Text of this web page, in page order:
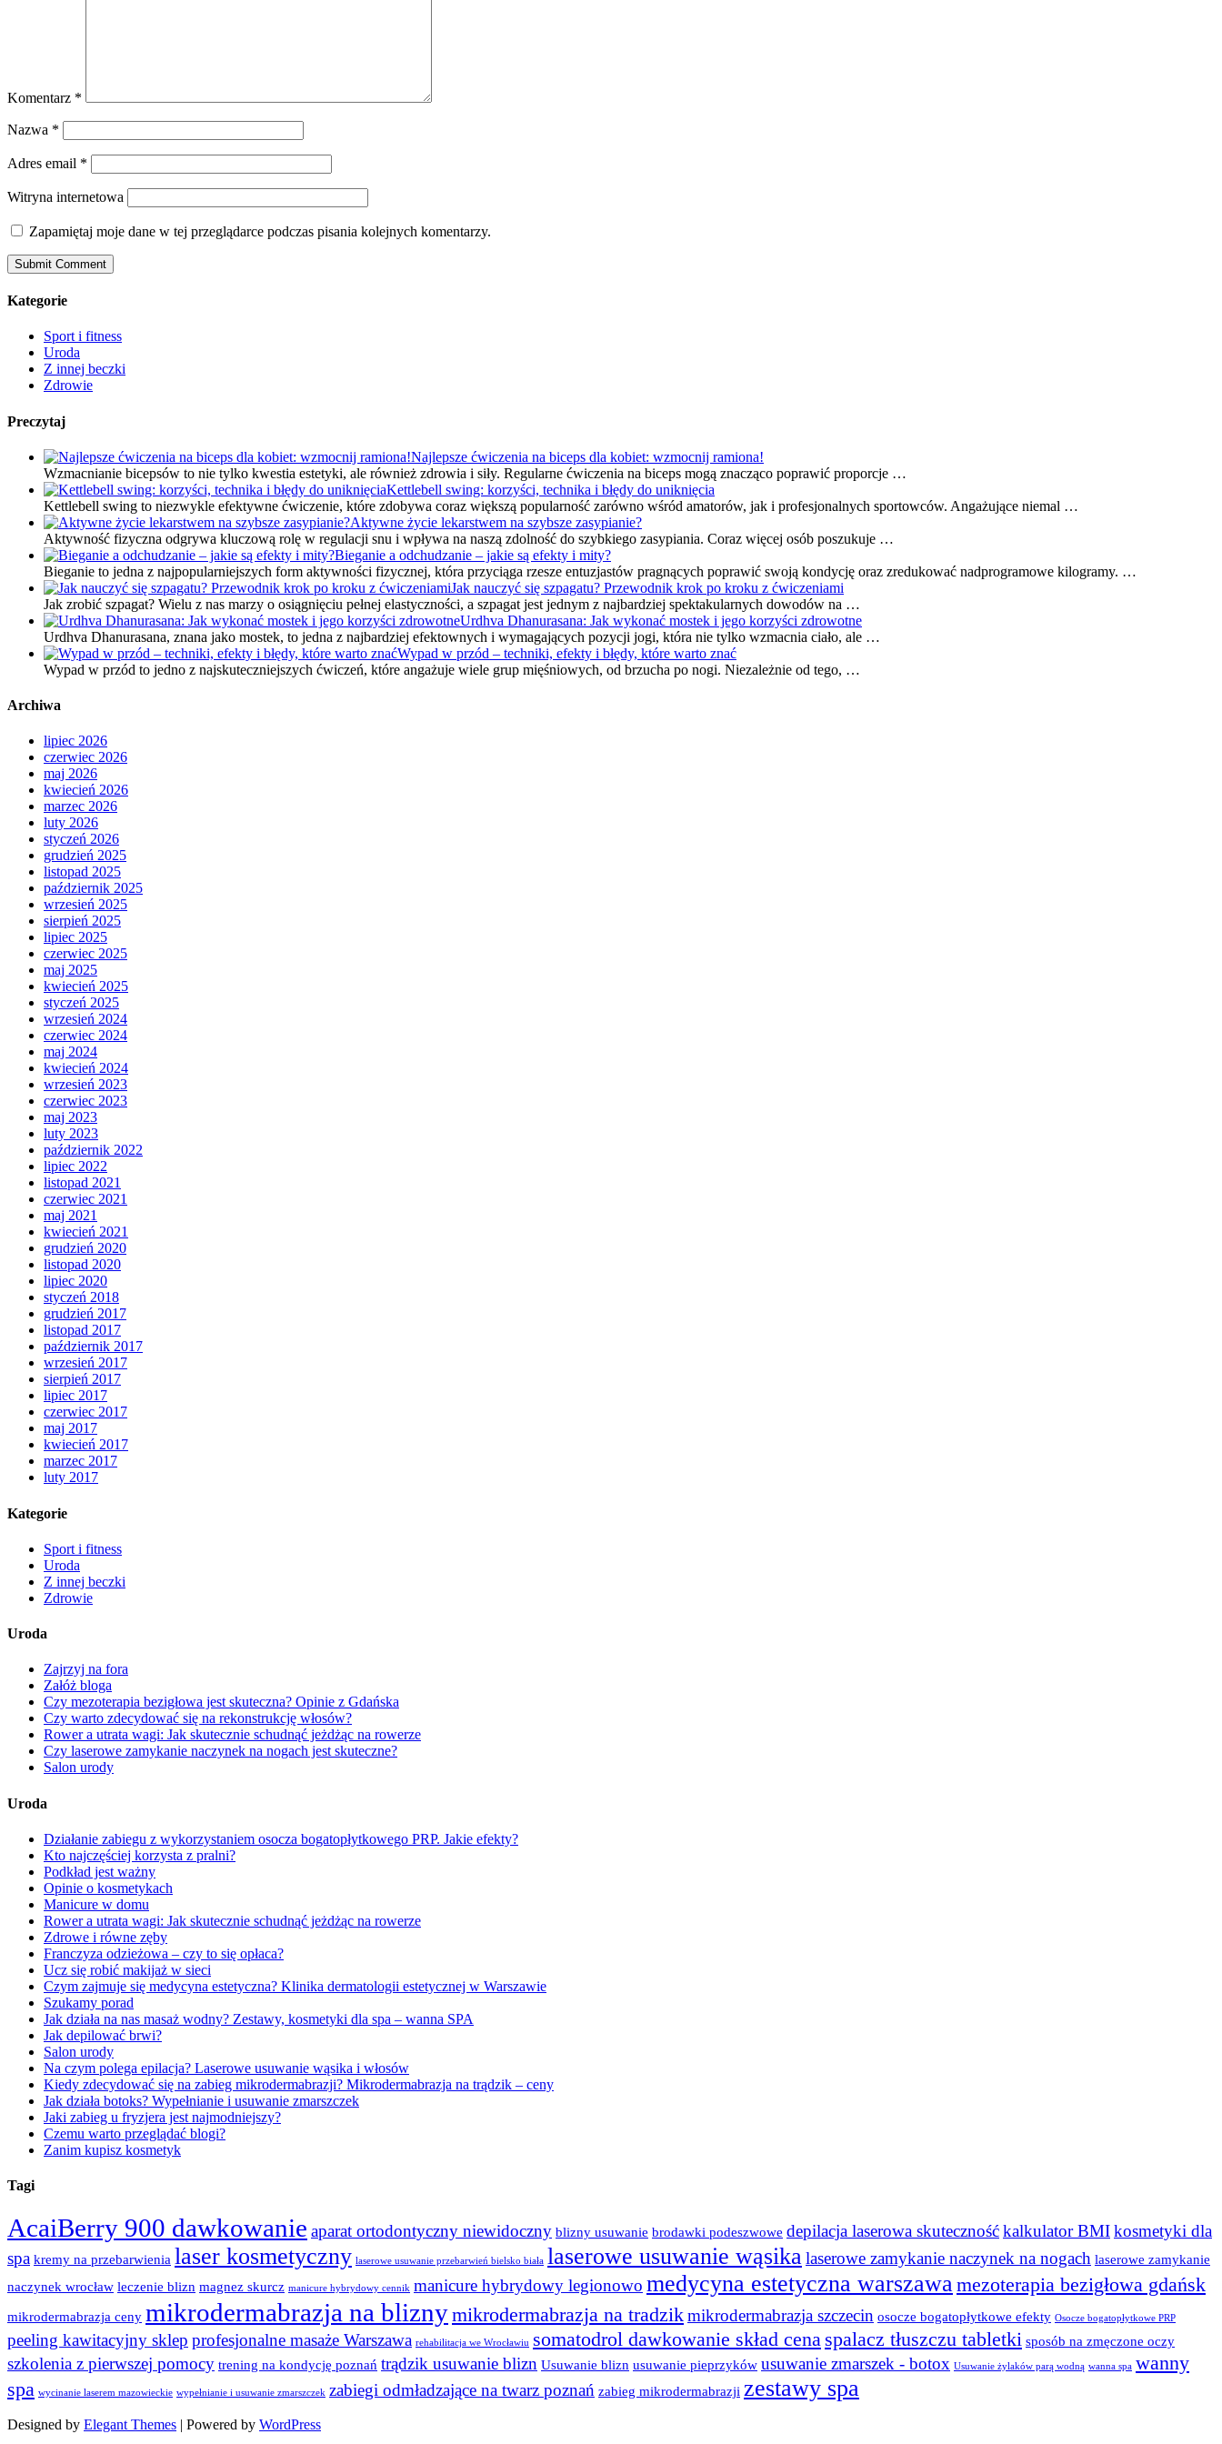
Komentarz *
Nazwa *
Adres email *
Witryna internetowa
Zapamiętaj moje dane w tej przeglądarce podczas pisania kolejnych komentarzy.
Kategorie
Sport i fitness
Uroda
Z innej beczki
Zdrowie
Preczytaj
Najlepsze ćwiczenia na biceps dla kobiet: wzmocnij ramiona!
Wzmacnianie bicepsów to nie tylko kwestia estetyki, ale również zdrowia i siły. Regularne ćwiczenia na biceps mogą znacząco poprawić proporcje …
Kettlebell swing: korzyści, technika i błędy do uniknięcia
Kettlebell swing to niezwykle efektywne ćwiczenie, które zdobywa coraz większą popularność zarówno wśród amatorów, jak i profesjonalnych sportowców. Angażujące niemal …
Aktywne życie lekarstwem na szybsze zasypianie?
Aktywność fizyczna odgrywa kluczową rolę w regulacji snu i wpływa na naszą zdolność do szybkiego zasypiania. Coraz więcej osób poszukuje …
Bieganie a odchudzanie – jakie są efekty i mity?
Bieganie to jedna z najpopularniejszych form aktywności fizycznej, która przyciąga rzesze entuzjastów pragnących poprawić swoją kondycję oraz zredukować nadprogramowe kilogramy. …
Jak nauczyć się szpagatu? Przewodnik krok po kroku z ćwiczeniami
Jak zrobić szpagat? Wielu z nas marzy o osiągnięciu pełnej elastyczności, a szpagat jest jednym z najbardziej spektakularnych dowodów na …
Urdhva Dhanurasana: Jak wykonać mostek i jego korzyści zdrowotne
Urdhva Dhanurasana, znana jako mostek, to jedna z najbardziej efektownych i wymagających pozycji jogi, która nie tylko wzmacnia ciało, ale …
Wypad w przód – techniki, efekty i błędy, które warto znać
Wypad w przód to jedno z najskuteczniejszych ćwiczeń, które angażuje wiele grup mięśniowych, od brzucha po nogi. Niezależnie od tego, …
Archiwa
lipiec 2026
czerwiec 2026
maj 2026
kwiecień 2026
marzec 2026
luty 2026
styczeń 2026
grudzień 2025
listopad 2025
październik 2025
wrzesień 2025
sierpień 2025
lipiec 2025
czerwiec 2025
maj 2025
kwiecień 2025
styczeń 2025
wrzesień 2024
czerwiec 2024
maj 2024
kwiecień 2024
wrzesień 2023
czerwiec 2023
maj 2023
luty 2023
październik 2022
lipiec 2022
listopad 2021
czerwiec 2021
maj 2021
kwiecień 2021
grudzień 2020
listopad 2020
lipiec 2020
styczeń 2018
grudzień 2017
listopad 2017
październik 2017
wrzesień 2017
sierpień 2017
lipiec 2017
czerwiec 2017
maj 2017
kwiecień 2017
marzec 2017
luty 2017
Kategorie
Sport i fitness
Uroda
Z innej beczki
Zdrowie
Uroda
Zajrzyj na fora
Załóż bloga
Czy mezoterapia bezigłowa jest skuteczna? Opinie z Gdańska
Czy warto zdecydować się na rekonstrukcję włosów?
Rower a utrata wagi: Jak skutecznie schudnąć jeżdżąc na rowerze
Czy laserowe zamykanie naczynek na nogach jest skuteczne?
Salon urody
Uroda
Działanie zabiegu z wykorzystaniem osocza bogatopłytkowego PRP. Jakie efekty?
Kto najczęściej korzysta z pralni?
Podkład jest ważny
Opinie o kosmetykach
Manicure w domu
Rower a utrata wagi: Jak skutecznie schudnąć jeżdżąc na rowerze
Zdrowe i równe zęby
Franczyza odzieżowa – czy to się opłaca?
Ucz się robić makijaż w sieci
Czym zajmuje się medycyna estetyczna? Klinika dermatologii estetycznej w Warszawie
Szukamy porad
Jak działa na nas masaż wodny? Zestawy, kosmetyki dla spa – wanna SPA
Jak depilować brwi?
Salon urody
Na czym polega epilacja? Laserowe usuwanie wąsika i włosów
Kiedy zdecydować się na zabieg mikrodermabrazji? Mikrodermabrazja na trądzik – ceny
Jak działa botoks? Wypełnianie i usuwanie zmarszczek
Jaki zabieg u fryzjera jest najmodniejszy?
Czemu warto przeglądać blogi?
Zanim kupisz kosmetyk
Tagi
AcaiBerry 900 dawkowanie aparat ortodontyczny niewidoczny blizny usuwanie brodawki podeszwowe depilacja laserowa skutecznośćkalkulator BMIkosmetyki dla
spa kremy na przebarwienia laser kosmetyczny laserowe usuwanie przebarwień bielsko biała laserowe usuwanie wąsikalaserowe zamykanie naczynek na nogach laserowe zamykanie
naczynek wrocław leczenie blizn magnez skurcz manicure hybrydowy cennik manicure hybrydowy legionowo medycyna estetyczna warszawamezoterapia bezigłowa gdańsk
mikrodermabrazja ceny mikrodermabrazja na bliznymikrodermabrazja na tradzikmikrodermabrazja szczecin osocze bogatopłytkowe efekty Osocze bogatopłytkowe PRP
peeling kawitacyjny sklep profesjonalne masaże Warszawa rehabilitacja we Wrocławiu somatodrol dawkowanie skład cena spalacz tłuszczu tabletki sposób na zmęczone oczy
szkolenia z pierwszej pomocy trening na kondycję poznań trądzik usuwanie blizn Usuwanie blizn usuwanie pieprzyków usuwanie zmarszek - botox Usuwanie żylaków parą wodną wanna spa wanny
spa wycinanie laserem mazowieckie wypełnianie i usuwanie zmarszczek zabiegi odmładzające na twarz poznań zabieg mikrodermabrazji zestawy spa
Designed by Elegant Themes | Powered by WordPress